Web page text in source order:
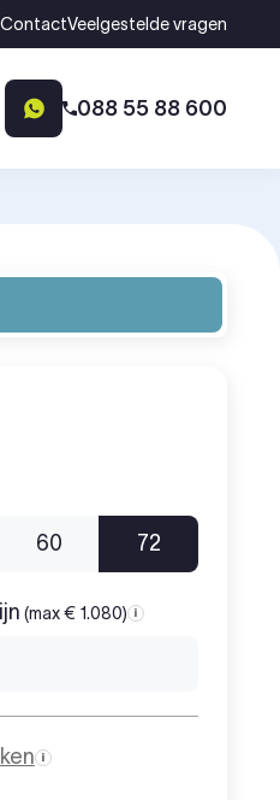
ContactVeelgestelde vragen
088 55 88 600
60 72
(max € 1.080) Slottermijn